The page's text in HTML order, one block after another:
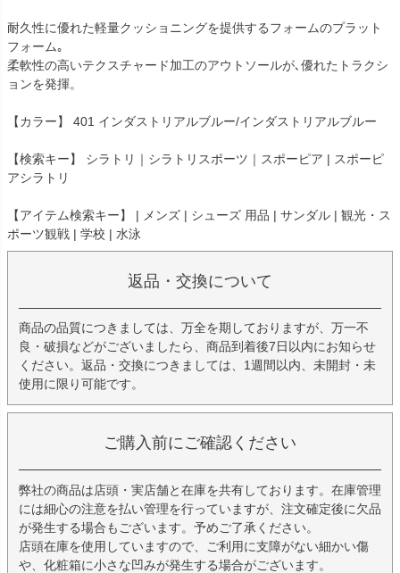
耐久性に優れた軽量クッショニングを提供するフォームのプラット
フォーム｡
柔軟性の高いテクスチャード加工のアウトソールが､優れたトラクシ
ョンを発揮。
【カラー】 401 インダストリアルブルー/インダストリアルブルー
【検索キー】 シラトリ｜シラトリスポーツ｜スポーピア | スポーピ
アシラトリ
【アイテム検索キー】 | メンズ | シューズ 用品 | サンダル | 観光・ス
ポーツ観戦 | 学校 | 水泳
返品・交換について
商品の品質につきましては、万全を期しておりますが、万一不
良・破損などがございましたら、商品到着後7日以内にお知らせ
ください。返品・交換につきましては、1週間以内、未開封・未
使用に限り可能です。
ご購入前にご確認ください
弊社の商品は店頭・実店舗と在庫を共有しております。在庫管理
には細心の注意を払い管理を行っていますが、注文確定後に欠品
が発生する場合もございます。予めご了承ください。
店頭在庫を使用していますので、ご利用に支障がない細かい傷
や、化粧箱に小さな凹みが発生する場合がございます。